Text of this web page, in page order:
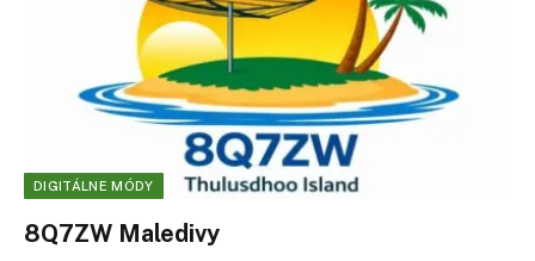
DIGITÁLNE MÓDY
8Q7ZW Maledivy